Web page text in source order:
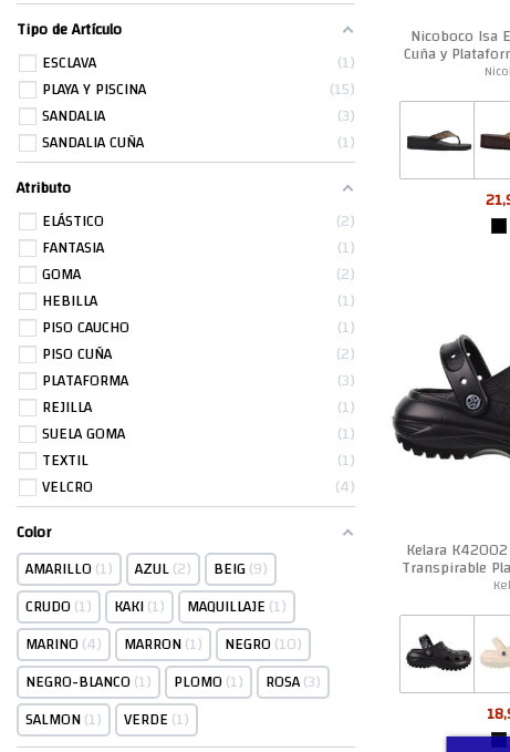
Nicoboco Isa
Cuña y
Kelara
Transpirable
Tipo de Artículo
ESCLAVA
1
PLAYA Y PISCINA
15
SANDALIA
3
SANDALIA CUÑA
1
Atributo
ELÁSTICO
2
FANTASIA
1
GOMA
2
HEBILLA
1
PISO CAUCHO
1
PISO CUÑA
2
PLATAFORMA
3
REJILLA
1
SUELA GOMA
1
TEXTIL
1
VELCRO
4
Color
AMARILLO 1 AZUL 2 BEIG 9
CRUDO 1 KAKI 1 MAQUILLAJE 1
MARINO 4 MARRON 1 NEGRO 10
NEGRO-BLANCO 1 PLOMO 1 ROSA 3
SALMON 1 VERDE 1